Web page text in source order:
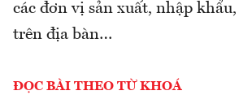
các đơn vị sản xuất, nhập
trên địa bàn…
ĐỌC BÀI THEO TỪ KHOÁ